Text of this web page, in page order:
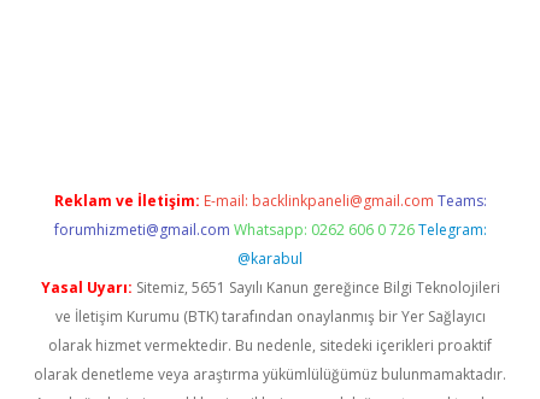
Reklam ve İletişim: E-mail: backlinkpaneli@gmail.com Teams:
forumhizmeti@gmail.com Whatsapp: 0262 606 0 726 Telegram:
@karabul
Yasal Uyarı: Sitemiz, 5651 Sayılı Kanun gereğince Bilgi Teknolojileri
ve İletişim Kurumu (BTK) tarafından onaylanmış bir Yer Sağlayıcı
olarak hizmet vermektedir. Bu nedenle, sitedeki içerikleri proaktif
olarak denetleme veya araştırma yükümlülüğümüz bulunmamaktadır.